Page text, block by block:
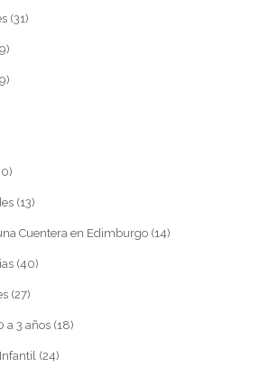
(31)
(13)
Cuentera en Edimburgo (14)
(40)
(27)
a 3 años (18)
(24)